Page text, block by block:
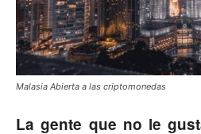
Malasia Abierta a las criptomonedas
La gente que no le